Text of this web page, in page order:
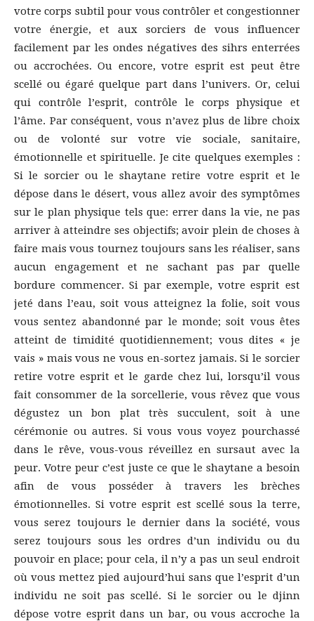
votre corps subtil pour vous contrôler et congestionner
votre énergie, et aux sorciers de vous influencer
facilement par les ondes négatives des sihrs enterrées
ou accrochées. Ou encore, votre esprit est peut être
scellé ou égaré quelque part dans l’univers. Or, celui
qui contrôle l’esprit, contrôle le corps physique et
l’âme. Par conséquent, vous n’avez plus de libre choix
ou de volonté sur votre vie sociale, sanitaire,
émotionnelle et spirituelle. Je cite quelques exemples :
Si le sorcier ou le shaytane retire votre esprit et le
dépose dans le désert, vous allez avoir des symptômes
sur le plan physique tels que: errer dans la vie, ne pas
arriver à atteindre ses objectifs; avoir plein de choses à
faire mais vous tournez toujours sans les réaliser, sans
aucun engagement et ne sachant pas par quelle
bordure commencer. Si par exemple, votre esprit est
jeté dans l’eau, soit vous atteignez la folie, soit vous
vous sentez abandonné par le monde; soit vous êtes
atteint de timidité quotidiennement; vous dites « je
vais » mais vous ne vous en-sortez jamais. Si le sorcier
retire votre esprit et le garde chez lui, lorsqu’il vous
fait consommer de la sorcellerie, vous rêvez que vous
dégustez un bon plat très succulent, soit à une
cérémonie ou autres. Si vous vous voyez pourchassé
dans le rêve, vous-vous réveillez en sursaut avec la
peur. Votre peur c’est juste ce que le shaytane a besoin
afin de vous posséder à travers les brèches
émotionnelles. Si votre esprit est scellé sous la terre,
vous serez toujours le dernier dans la société, vous
serez toujours sous les ordres d’un individu ou du
pouvoir en place; pour cela, il n’y a pas un seul endroit
où vous mettez pied aujourd’hui sans que l’esprit d’un
individu ne soit pas scellé. Si le sorcier ou le djinn
dépose votre esprit dans un bar, ou vous accroche la